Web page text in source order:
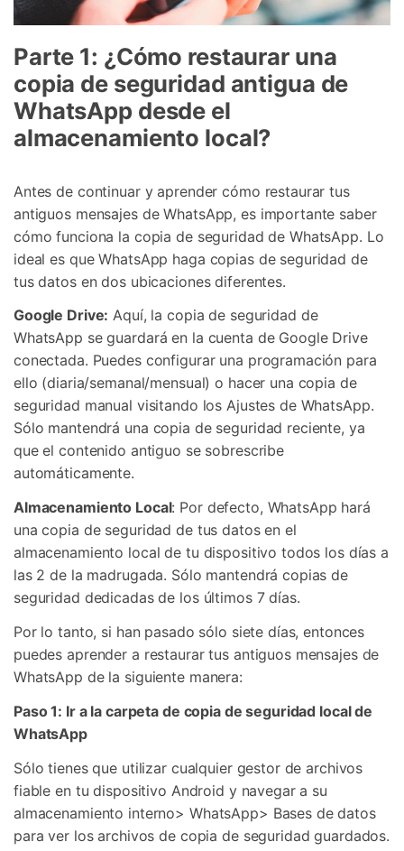
Parte 1: ¿Cómo restaurar una
copia de seguridad antigua de
WhatsApp desde el
almacenamiento local?
Antes de continuar y aprender cómo restaurar tus
antiguos mensajes de WhatsApp, es importante saber
cómo funciona la copia de seguridad de WhatsApp. Lo
ideal es que WhatsApp haga copias de seguridad de
tus datos en dos ubicaciones diferentes.
Google Drive: Aquí, la copia de seguridad de
WhatsApp se guardará en la cuenta de Google Drive
conectada. Puedes configurar una programación para
ello (diaria/semanal/mensual) o hacer una copia de
seguridad manual visitando los Ajustes de WhatsApp.
Sólo mantendrá una copia de seguridad reciente, ya
que el contenido antiguo se sobrescribe
automáticamente.
Almacenamiento Local: Por defecto, WhatsApp hará
una copia de seguridad de tus datos en el
almacenamiento local de tu dispositivo todos los días a
las 2 de la madrugada. Sólo mantendrá copias de
seguridad dedicadas de los últimos 7 días.
Por lo tanto, si han pasado sólo siete días, entonces
puedes aprender a restaurar tus antiguos mensajes de
WhatsApp de la siguiente manera:
Paso 1: Ir a la carpeta de copia de seguridad local de
WhatsApp
Sólo tienes que utilizar cualquier gestor de archivos
fiable en tu dispositivo Android y navegar a su
almacenamiento interno> WhatsApp> Bases de datos
para ver los archivos de copia de seguridad guardados.